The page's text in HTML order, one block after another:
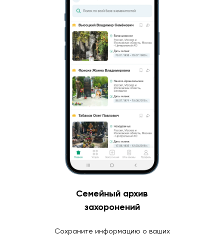
Семейный архив
захоронений
Сохраните информацию о ваших